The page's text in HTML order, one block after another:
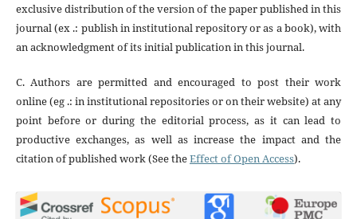
exclusive distribution of the version of the paper published in this
journal (ex .: publish in institutional repository or as a book), with
an acknowledgment of its initial publication in this journal.
C. Authors are permitted and encouraged to post their work
online (eg .: in institutional repositories or on their website) at any
point before or during the editorial process, as it can lead to
productive exchanges, as well as increase the impact and the
citation of published work (See theEffect of Open Access).